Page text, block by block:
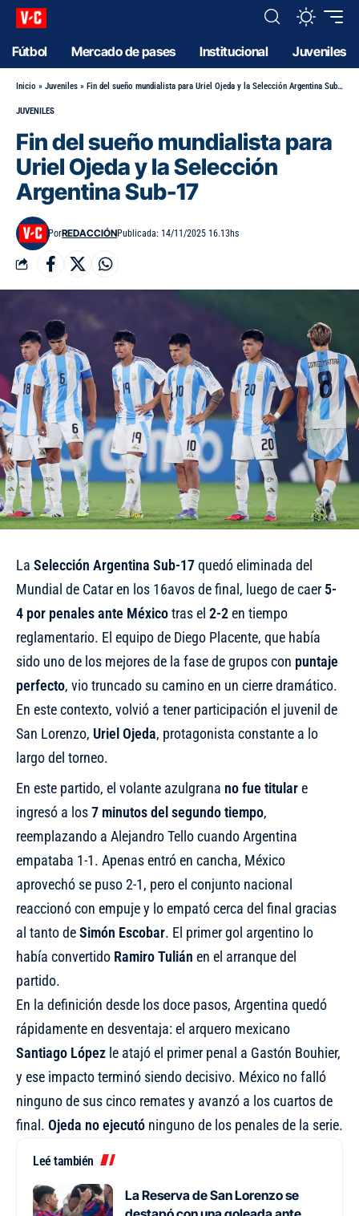
Fútbol Mercado de pases Institucional Juveniles
Inicio » Juveniles » Fin del sueño mundialista para Uriel Ojeda y la Selección Argentina Sub-17
JUVENILES
Fin del sueño mundialista para
Uriel Ojeda y la Selección
Argentina Sub-17
PorREDACCIÓNPublicada: 14/11/2025 16.13hs
La Selección Argentina Sub-17quedó eliminada del
Mundial de Catar en los 16avos de final, luego de caer 5-
4 por penales ante Méxicotras el 2-2en tiempo
reglamentario. El equipo de Diego Placente, que había
sido uno de los mejores de la fase de grupos con puntaje
perfecto, vio truncado su camino en un cierre dramático.
En este contexto, volvió a tener participación el juvenil de
San Lorenzo, Uriel Ojeda, protagonista constante a lo
largo del torneo.
En este partido, el volante azulgrana no fue titulare
ingresó a los7 minutos del segundo tiempo,
reemplazando a Alejandro Tello cuando Argentina
empataba 1-1. Apenas entró en cancha, México
aprovechó se puso 2-1, pero el conjunto nacional
reaccionó con empuje y lo empató cerca del final gracias
al tanto deSimón Escobar. El primer gol argentino lo
había convertido Ramiro Tulián en el arranque del
partido.
En la definición desde los doce pasos, Argentina quedó
rápidamente en desventaja: el arquero mexicano
Santiago López le atajó el primer penal a Gastón Bouhier,
y ese impacto terminó siendo decisivo. México no falló
ninguno de sus cinco remates y avanzó a los cuartos de
final. Ojeda no ejecutó ninguno de los penales de la serie.
Leé también
La Reserva de San Lorenzo se